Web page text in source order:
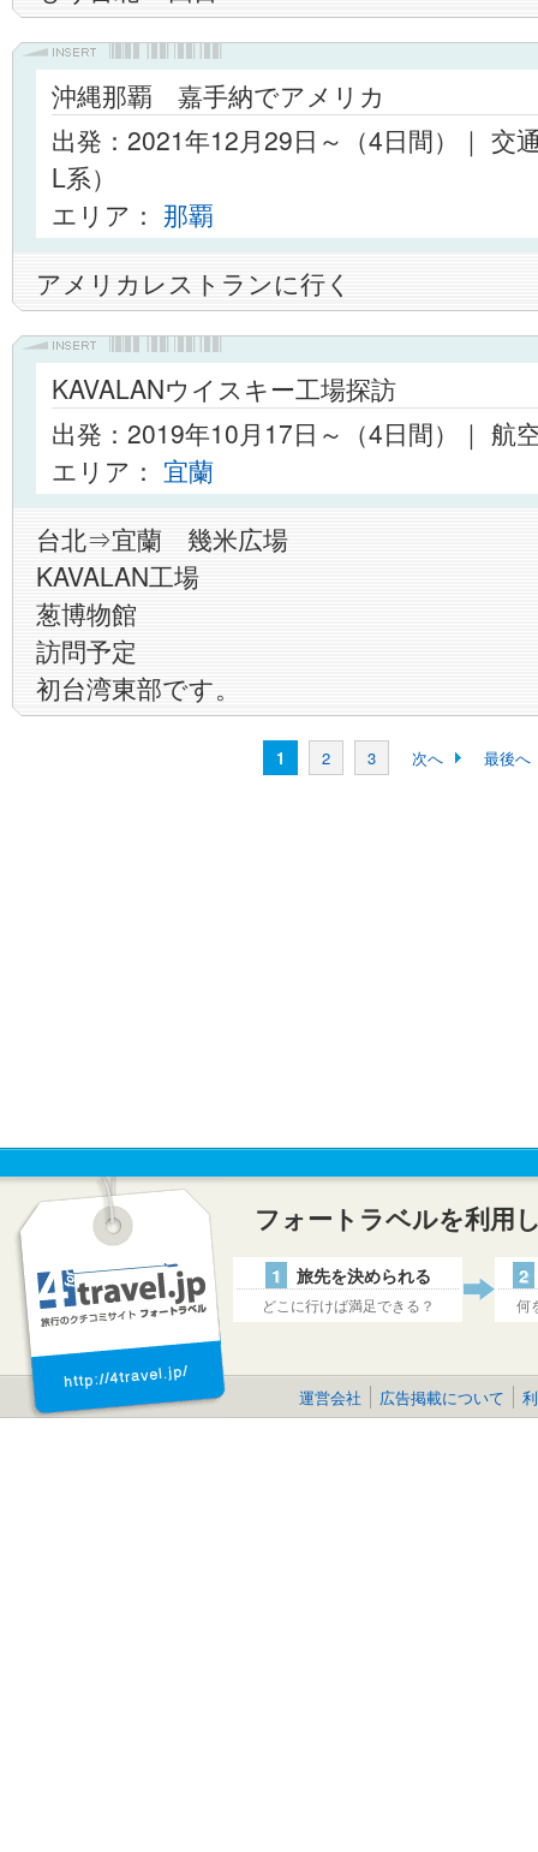
沖縄那覇 嘉手納でアメリカ
出発：2021年12月29日～（4日間）｜ 交
L系）
エリア： 那覇
アメリカレストランに行く
KAVALANウイスキー工場探訪
出発：2019年10月17日～（4日間）｜ 航
エリア： 宜蘭
台北⇒宜蘭 幾米広場
KAVALAN工場
葱博物館
訪問予定
初台湾東部です。
1 2 3 次へ 最後へ
フォートラベルを利用
1 旅先を決められる
どこに行けば満足できる？
2
何
運営会社 広告掲載について